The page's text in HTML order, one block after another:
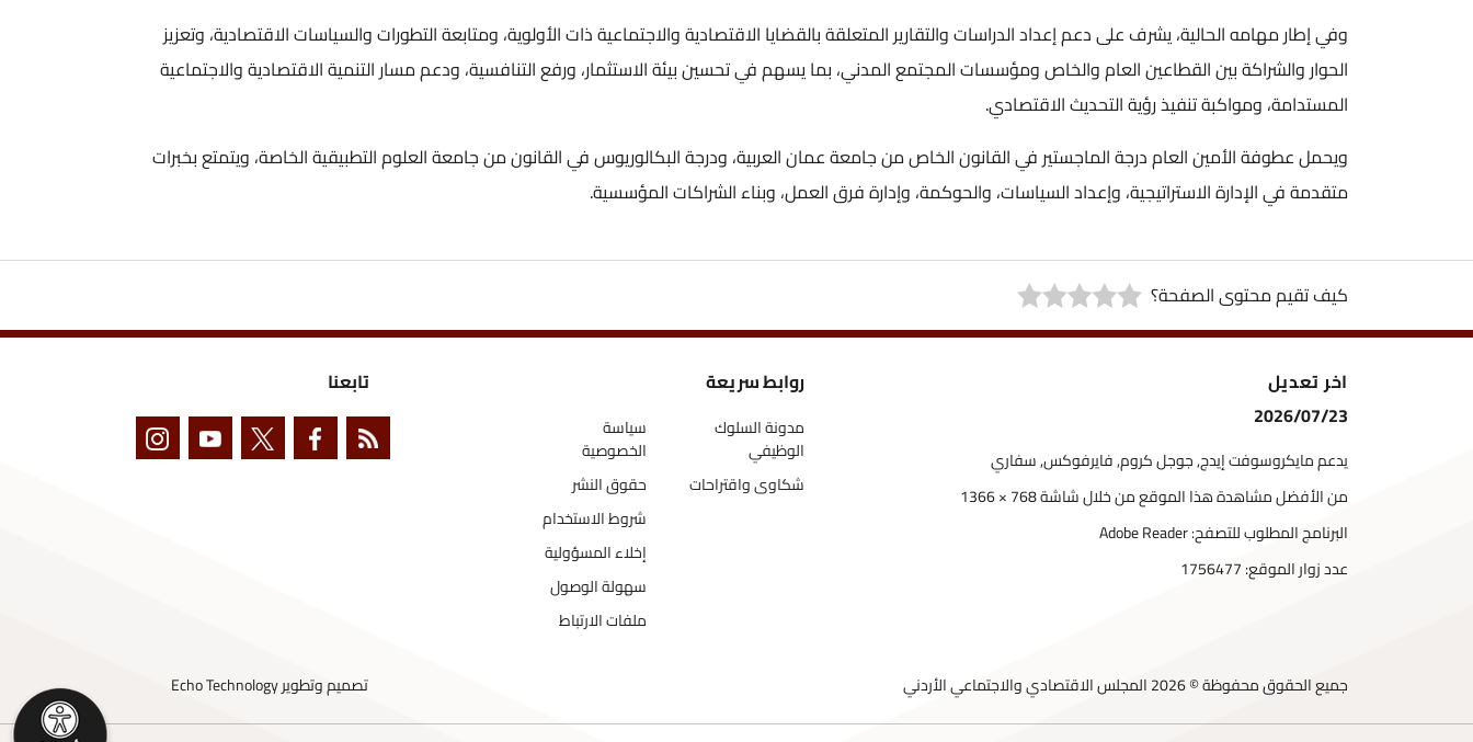
وفي إطار مهامه الحالية، يشرف على دعم إعداد الدراسات والتقارير المتعلقة بالقضايا الاقتصادية والاجتماعية ذات الأولوية، ومتابعة التطورات والسياسات الاقتصادية، وتعزيز
الحوار والشراكة بين القطاعين العام والخاص ومؤسسات المجتمع المدني، بما يسهم في تحسين بيئة الاستثمار، ورفع التنافسية، ودعم مسار التنمية الاقتصادية والاجتماعية
المستدامة، ومواكبة تنفيذ رؤية التحديث الاقتصادي.
ويحمل عطوفة الأمين العام درجة الماجستير في القانون الخاص من جامعة عمان العربية، ودرجة البكالوريوس في القانون من جامعة العلوم التطبيقية الخاصة، ويتمتع بخبرات
متقدمة في الإدارة الاستراتيجية، وإعداد السياسات، والحوكمة، وإدارة فرق العمل، وبناء الشراكات المؤسسية.
كيف تقيم محتوى الصفحة؟
اخر تعديل
2026/07/23
يدعم مايكروسوفت إيدج, جوجل كروم, فايرفوكس, سفاري
من الأفضل مشاهدة هذا الموقع من خلال شاشة 768 × 1366
البرنامج المطلوب للتصفح: Adobe Reader
عدد زوار الموقع:1756477
روابط سريعة
مدونة السلوك
الوظيفي
شكاوى واقتراحات
سياسة
الخصوصية
حقوق النشر
شروط الاستخدام
إخلاء المسؤولية
سهولة الوصول
ملفات الارتباط
تابعنا
جميع الحقوق محفوظة © 2026 المجلس الاقتصادي والاجتماعي الأردني تصميم وتطويرEcho Technology